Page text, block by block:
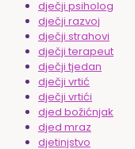
dječji psiholog
dječji razvoj
dječji strahovi
dječji terapeut
dječji tjedan
dječji vrtić
dječji vrtići
djed božićnjak
djed mraz
djetinjstvo